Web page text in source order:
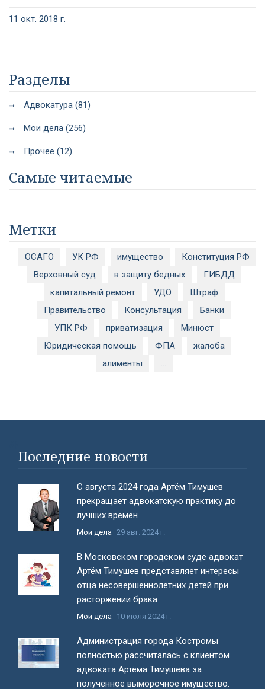
11 окт. 2018 г.
Разделы
Адвокатура (81)
Мои дела (256)
Прочее (12)
Самые читаемые
Метки
ОСАГО УК РФ имущество
Конституция РФ
Верховный суд
в защиту бедных
ГИБДД
капитальный ремонт
УДО
Штраф
Правительство
Консультация
Банки
УПК РФ
приватизация
Минюст
Юридическая помощь
ФПА
жалоба
алименты
...
Последние новости
С августа 2024 года Артём Тимушев
прекращает адвокатскую практику до
лучших времён
Мои дела 29 авг. 2024 г.
В Московском городском суде адвокат
Артём Тимушев представляет интересы
отца несовершеннолетних детей при
расторжении брака
Мои дела 10 июля 2024 г.
Администрация города Костромы
полностью рассчиталась с клиентом
адвоката Артёма Тимушева за
полученное выморочное имущество.